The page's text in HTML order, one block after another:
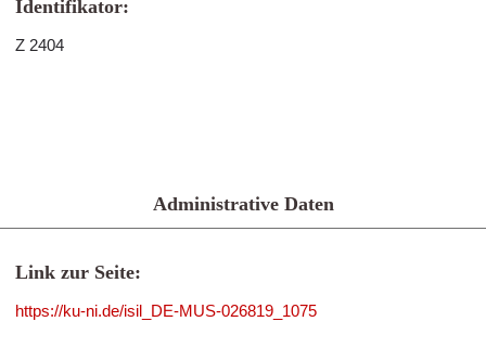
Identifikator:
Z 2404
Administrative Daten
Link zur Seite:
https://ku-ni.de/isil_DE-MUS-026819_1075